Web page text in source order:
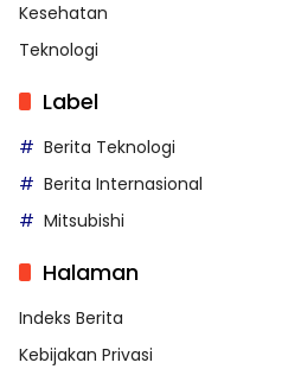
Kesehatan
Teknologi
Label
Berita Teknologi
Berita Internasional
Mitsubishi
Halaman
Indeks Berita
Kebijakan Privasi